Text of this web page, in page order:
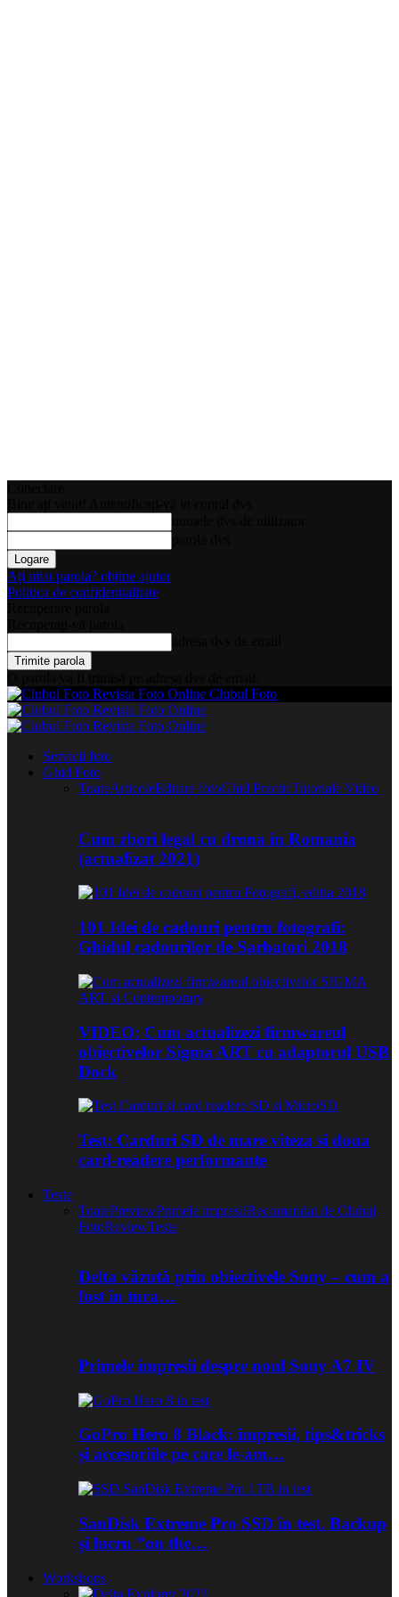
Ați uitat parola? obține ajutor
Politica de confidentialitate
Clubul Foto
Servicii foto
Ghid Foto
ToateArticoleEditare fotoGhid PracticTutoriale Video
Cum zbori legal cu drona in Romania
(actualizat 2021)
101 Idei de cadouri pentru fotografi:
Ghidul cadourilor de Sarbatori 2018
VIDEO: Cum actualizezi firmwareul
obiectivelor Sigma ART cu adaptorul USB
Dock
Test: Carduri SD de mare viteza si doua
card-readere performante
Teste
ToatePreviewPrimele impresiiRecomandat de Clubul
FotoReviewTeste
Delta văzută prin obiectivele Sony – cum a
fost în tura…
Primele impresii despre noul Sony A7 IV
GoPro Hero 8 Black: impresii, tips&tricks
și accesoriile pe care le-am…
SanDisk Extreme Pro SSD în test. Backup
și lucru ”on the…
Workshops